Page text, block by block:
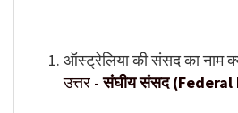
ऑस्ट्रेलिया की संसद का नाम
उत्तर -संघीय संसद